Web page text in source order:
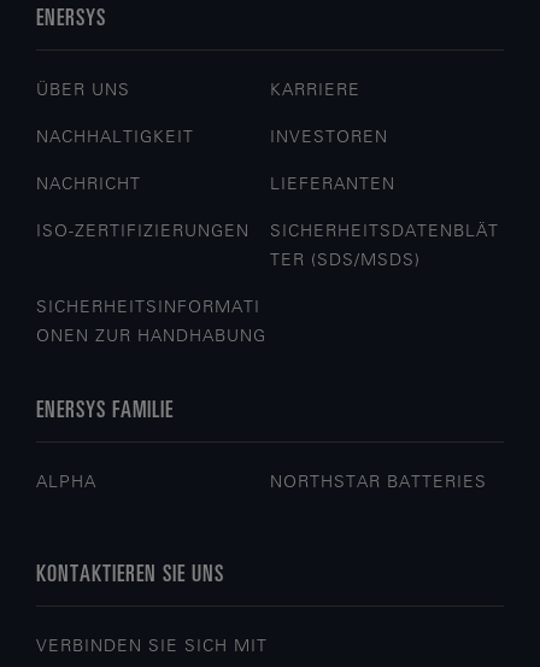
ENERSYS
ÜBER UNS KARRIERE
NACHHALTIGKEIT INVESTOREN
NACHRICHT LIEFERANTEN
ISO-ZERTIFIZIERUNGEN
SICHERHEITSDATENBLÄT
TER (SDS/MSDS)
SICHERHEITSINFORMATI
ONEN ZUR HANDHABUNG
ENERSYS FAMILIE
ALPHA NORTHSTAR BATTERIES
KONTAKTIEREN SIE UNS
VERBINDEN SIE SICH MIT